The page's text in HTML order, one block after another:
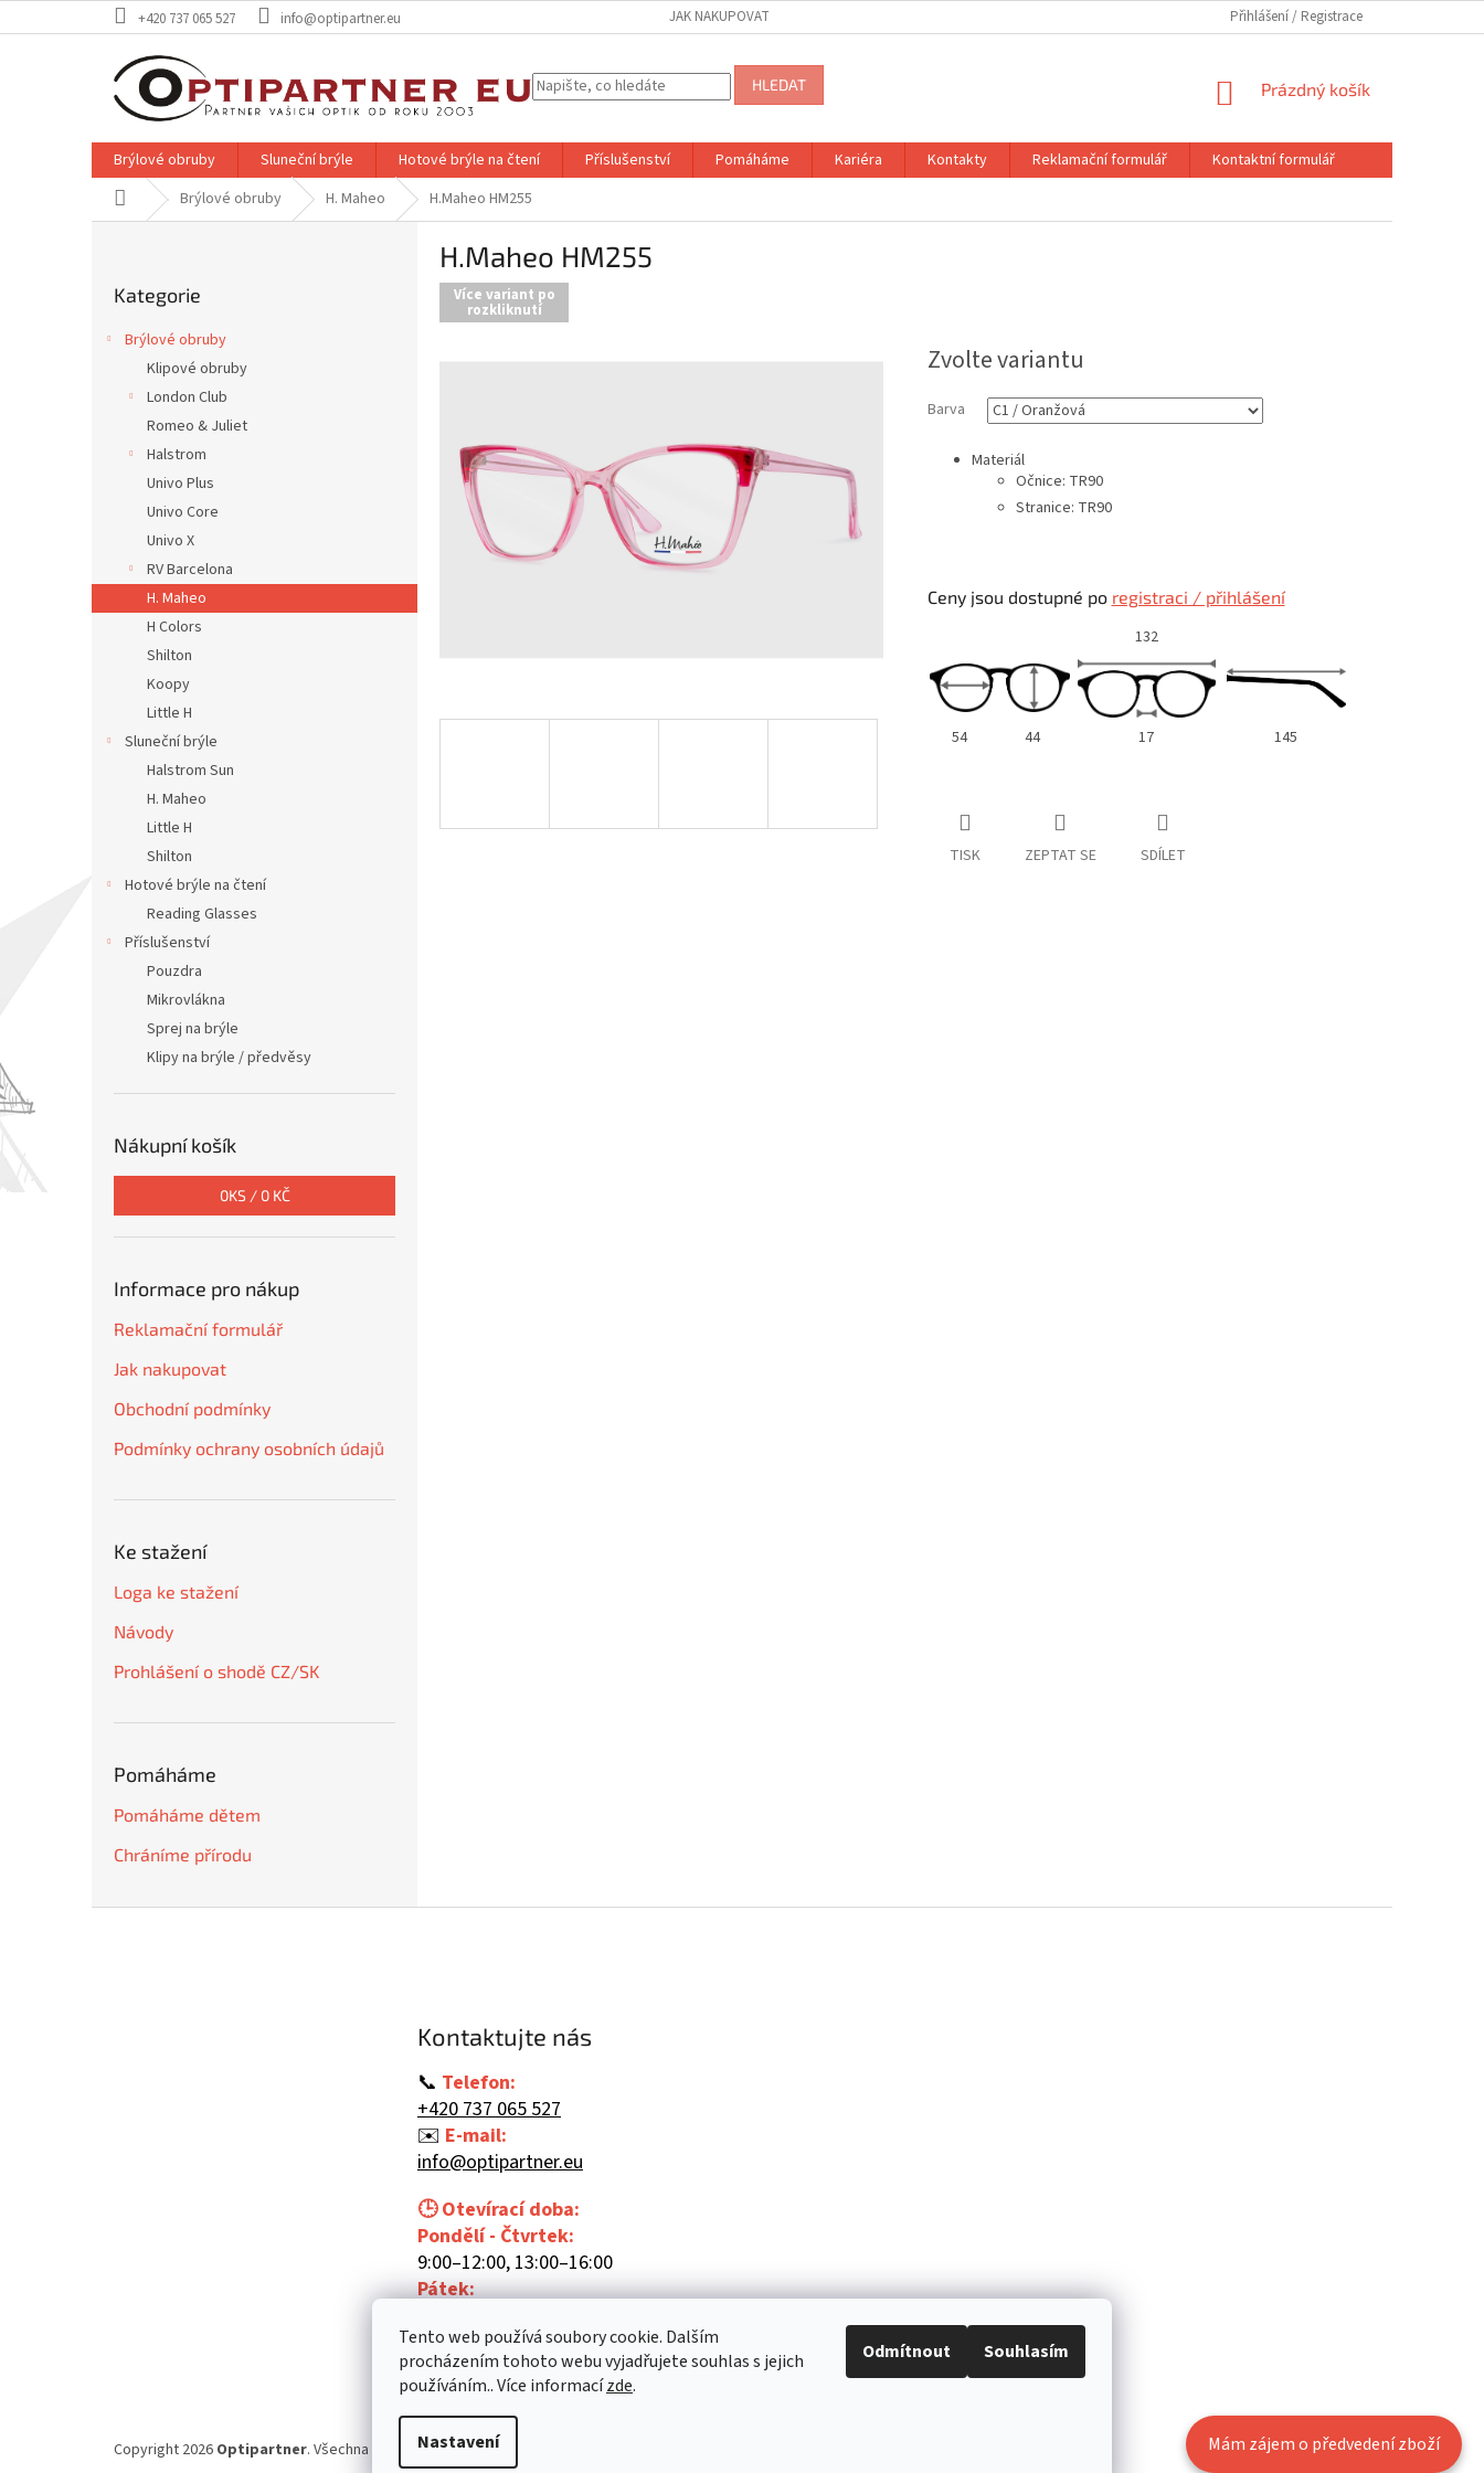
Mám zájem o předvedení zboží
Tento web používá soubory cookie. Dalším
procházením tohoto webu vyjadřujete souhlas s jejich
používáním.. Více informacízde.
Nastavení
Odmítnout Souhlasím
na
+420 737 065 527 info@optipartner.eu JAK NAKUPOVAT Přihlášení
HLEDAT
NÁKUPNÍ
Prázdný košík
Brýlové obruby Sluneční brýle Hotové brýle na čtení Příslušenství Pomáháme Kariéra Kontakty Reklamační formulář
Kontaktní formulář
Domů Brýlové obruby H. Maheo H.Maheo HM255
kategorie
Kategorie
Brýlové obruby
Klipové obruby
London Club
Romeo & Juliet
Halstrom
Univo Plus
Univo Core
Univo X
RV Barcelona
H. Maheo
H Colors
Shilton
Koopy
Little H
Sluneční brýle
Halstrom Sun
H. Maheo
Little H
Shilton
Hotové brýle na čtení
Reading Glasses
Příslušenství
Pouzdra
Mikrovlákna
Sprej na brýle
Klipy na brýle / předvěsy
Nákupní košík
0KS / 0 KČ
Informace pro nákup
Reklamační formulář
Jak nakupovat
Obchodní podmínky
Podmínky ochrany osobních údajů
Ke stažení
Loga ke stažení
Návody
Prohlášení o shodě CZ/SK
Pomáháme
Pomáháme dětem
Chráníme přírodu
H.Maheo HM255
Více variant po
rozkliknutí
Zvolte variantu
Barva
Materiál
Očnice: TR90
Stranice: TR90
Ceny jsou dostupné po registraci / přihlášení
132
54 44 17 145
TISK ZEPTAT SE SDÍLET
Kontaktujte nás
📞 Telefon:
+420 737 065 527
✉️ E-mail:
info@optipartner.eu
🕒 Otevírací doba:
Pondělí - Čtvrtek:
9:00–12:00, 13:00–16:00
Pátek:
Vytvořil Shoptet
Copyright 2026 Optipartner. Všechna práva vyhrazena.Upravit nastavení cookies